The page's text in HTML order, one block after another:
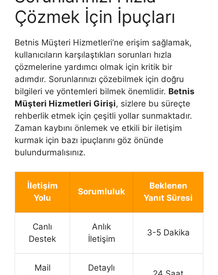
Çözmek İçin İpuçları
Betnis Müşteri Hizmetleri’ne erişim sağlamak,
kullanıcıların karşılaştıkları sorunları hızla
çözmelerine yardımcı olmak için kritik bir
adımdır. Sorunlarınızı çözebilmek için doğru
bilgileri ve yöntemleri bilmek önemlidir. Betnis
Müşteri Hizmetleri Girişi, sizlere bu süreçte
rehberlik etmek için çeşitli yollar sunmaktadır.
Zaman kaybını önlemek ve etkili bir iletişim
kurmak için bazı ipuçlarını göz önünde
bulundurmalısınız.
İletişim
Yolu
Sorumluluk
Beklenen
Yanıt Süresi
Canlı
Destek
Anlık
İletişim
3-5 Dakika
Mail
Detaylı